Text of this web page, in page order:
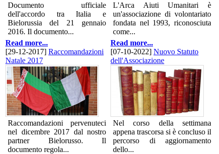
Documento ufficiale
dell'accordo tra Italia e
Bielorussia del 21 gennaio
2016. Il documento...
Read more...
[29-12-2017] Raccomandazioni
Natale 2017
Raccomandazioni pervenuteci
nel dicembre 2017 dal nostro
partner Bielorusso. Il
documento regola...
L'Arca Aiuti Umanitari è
un'associazione di volontariato
fondata nel 1993, riconosciuta
come...
Read more...
[07-10-2022] Nuovo Statuto
dell'Associazione
Nel corso della settimana
appena trascorsa si è concluso il
percorso di aggiornamento
dello...